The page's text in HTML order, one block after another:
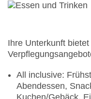
Lobby: ohne
inklusive
Wäscheservice:
Zahlungsarten:
American
Ihre Unterkunft
All inclusive:
Abendessen,